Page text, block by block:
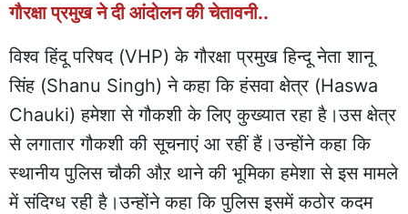
गौरक्षा प्रमुख ने दी आंदोलन की चेतावनी..
विश्व हिंदू परिषद (VHP) के गौरक्षा प्रमुख हिन्दू नेता शानू
सिंह (Shanu Singh) ने कहा कि हंसवा क्षेत्र (Haswa
Chauki) हमेशा से गौकशी के लिए कुख्यात रहा है।उस क्षेत्र
से लगातार गौकशी की सूचनाएं आ रहीं हैं।उन्होंने कहा कि
स्थानीय पुलिस चौकी औऱ थाने की भूमिका हमेशा से इस मामले
में संदिग्ध रही है।उन्होंने कहा कि पुलिस इसमें कठोर कदम